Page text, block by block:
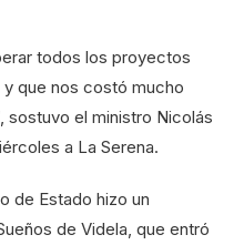
todos los proyectos
que nos costó mucho
sostuvo el ministro Nicolás
a La Serena.
de Estado hizo un
de Videla, que entró